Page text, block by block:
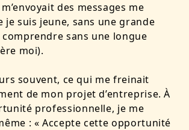
des messages me
je suis jeune, sans une grande
sans une longue
moi).
souvent, ce qui me freinait
de mon projet d’entreprise. À
professionnelle, je me
: « Accepte cette opportunité